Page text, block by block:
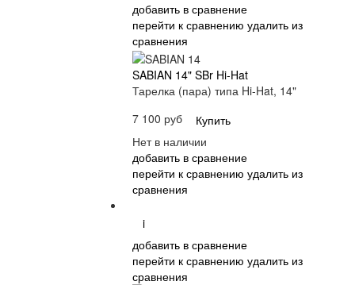
добавить в сравнение
перейти к сравнению удалить из
сравнения
SABIAN 14" SBr Hi-Hat
Тарелка (пара) типа Hi-Hat, 14"
7 100 руб
Купить
Нет в наличии
добавить в сравнение
перейти к сравнению удалить из
сравнения
i
добавить в сравнение
перейти к сравнению удалить из
сравнения